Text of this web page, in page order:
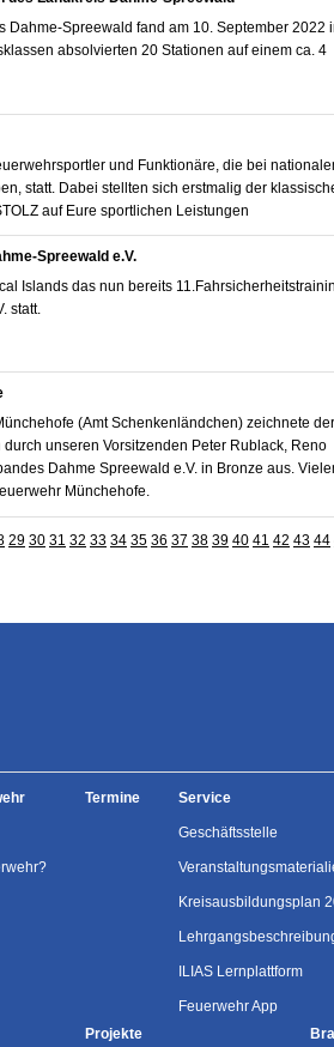
Spreewald fand am 10. September 2022
absolvierten 20 Stationen auf einem ca. 4
und Funktionäre, die bei
statt. Dabei stellten sich erstmalig der
auf Eure sportlichen Leistungen
Spreewald e.V.
Islands das nun bereits
statt.
(Amt Schenkenländchen) zeichnete der
unseren Vorsitzenden Peter Rublack, Reno
Dahme Spreewald e.V. in Bronze aus.
Münchehofe.
29 30 31 32 33 34 35 36 37 38 39 40 41 42 43 44
Termine Service
Geschäftsstelle
Kreisausbildungsplan
ILIAS Lernplattform
Feuerwehr App
Projekte